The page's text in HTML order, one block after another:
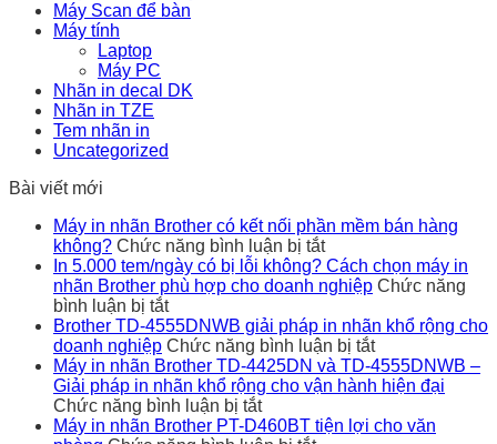
Máy Scan để bàn
Máy tính
Laptop
Máy PC
Nhãn in decal DK
Nhãn in TZE
Tem nhãn in
Uncategorized
Bài viết mới
Máy in nhãn Brother có kết nối phần mềm bán hàng
không? Chức năng bình luận bị tắtở
Máy
in
Brother
có
kết
nối
mềm
In 5.000 tem/ngày có bị lỗi không? Cách chọn máy in
nhãn Brother phù hợp cho doanh nghiệp Chức năng
bình luận bị tắtở
In
5.000
tem/ngày
có
bị
lỗi
Brother TD-4555DNWB giải pháp in nhãn khổ rộng cho
doanh nghiệp Chức năng bình luận bị tắtở
Brother
TD-
giải
Máy in nhãn Brother TD-4425DN và TD-4555DNWB –
Giải pháp in nhãn khổ rộng cho vận hành hiện đại
Chức năng bình luận bị tắtở
Máy
Máy in nhãn Brother PT-D460BT tiện lợi cho văn